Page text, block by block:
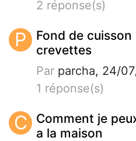
2 réponse(s)
P
Fond de
crevettes
Par parcha, 24/
1 réponse(s)
C
Comment je
a la maison